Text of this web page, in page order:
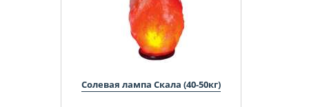
Солевая лампа Скала (40-50кг)